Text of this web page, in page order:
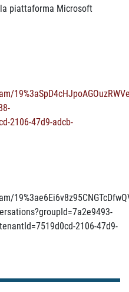
piattaforma Microsoft
2106-47d9-adcb-
2106-47d9-